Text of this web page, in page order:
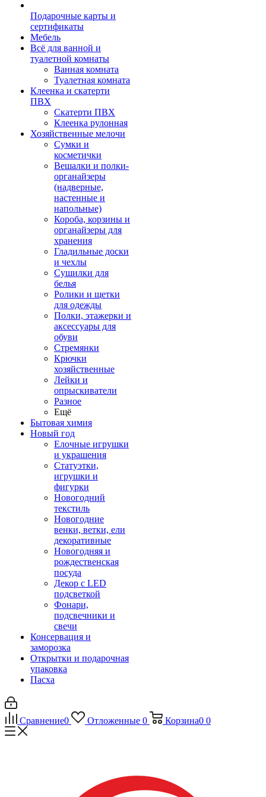
Подарочные карты и
сертификаты
Мебель
Всё для ванной и
туалетной комнаты
Ванная комната
Туалетная комната
Клеенка и скатерти
ПВХ
Скатерти ПВХ
Клеенка рулонная
Хозяйственные мелочи
Сумки и
косметички
Вешалки и полки-
органайзеры
(надверные,
настенные и
напольные)
Короба, корзины и
органайзеры для
хранения
Гладильные доски
и чехлы
Сушилки для
белья
Ролики и щетки
для одежды
Полки, этажерки и
аксессуары для
обуви
Стремянки
Крючки
хозяйственные
Лейки и
опрыскиватели
Разное
Ещё
Бытовая химия
Новый год
Елочные игрушки
и украшения
Статуэтки,
игрушки и
фигурки
Новогодний
текстиль
Новогодние
венки, ветки, ели
декоративные
Новогодняя и
рождественская
посуда
Декор с LED
подсветкой
Фонари,
подсвечники и
свечи
Консервация и
заморозка
Открытки и подарочная
упаковка
Пасха
Сравнение0 Отложенные 0 Корзина0 0